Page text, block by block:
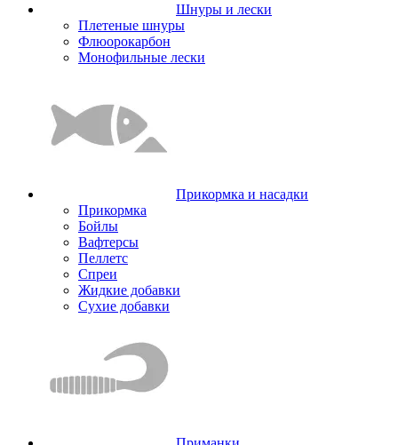
Шнуры и лески
Плетеные шнуры
Флюорокарбон
Монофильные лески
Прикормка и насадки
Прикормка
Бойлы
Вафтерсы
Пеллетс
Спреи
Жидкие добавки
Сухие добавки